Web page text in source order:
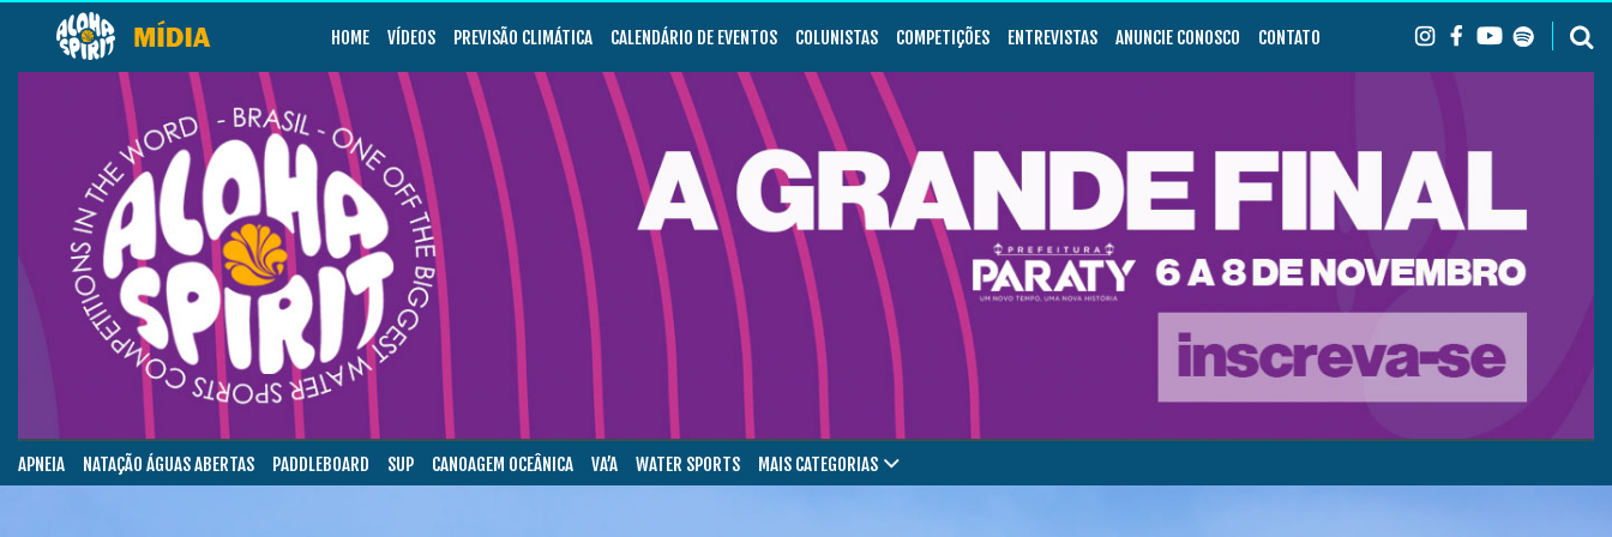
HOME VÍDEOS PREVISÃO CLIMÁTICA CALENDÁRIO DE EVENTOS COLUNISTAS COMPETIÇÕES ENTREVISTAS ANUNCIE CONOSCO CONTATO
APNEIA NATAÇÃO ÁGUAS ABERTAS PADDLEBOARD SUP CANOAGEM OCEÂNICA VA’A WATER SPORTS MAIS CATEGORIAS